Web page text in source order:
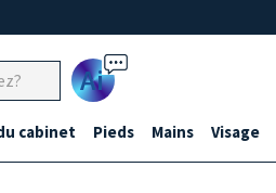
Ai
cabinet Pieds Mains Visage